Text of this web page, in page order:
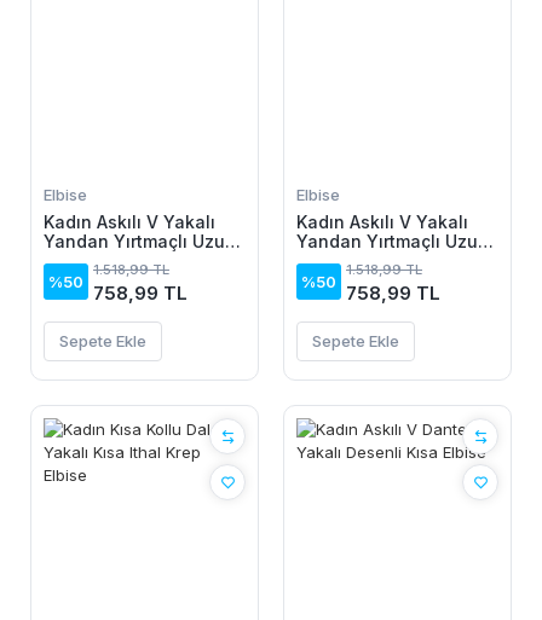
Elbise
Kadın Askılı V Yakalı
Yandan Yırtmaçlı Uzun
Viskon Elbise
%50
1.518,99 TL
758,99 TL
Sepete Ekle
Elbise
Kadın Askılı V Yakalı
Yandan Yırtmaçlı Uzun
Viskon Elbise
%50
1.518,99 TL
758,99 TL
Sepete Ekle